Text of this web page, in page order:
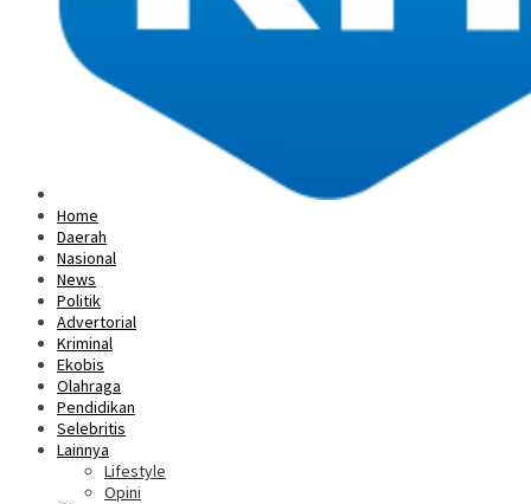
Home
Daerah
Nasional
News
Politik
Advertorial
Kriminal
Ekobis
Olahraga
Pendidikan
Selebritis
Lainnya
Lifestyle
Opini